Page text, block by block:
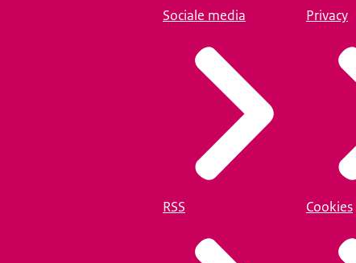
Sociale media
RSS
Privacy
Cookies